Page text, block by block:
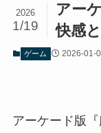
アー
快感
2026
1/19
ゲーム 2026-01-
アーケード版